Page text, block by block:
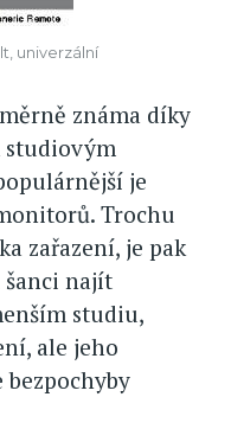
univerzální
známa díky
studiovým
je
Trochu
zařazení, je pak
šanci najít
studiu,
ale jeho